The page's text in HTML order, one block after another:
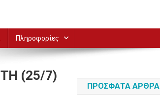
Πληροφορίες
(25/7)
ΠΡΌΣΦΑΤΑ ΆΡΘΡΑ